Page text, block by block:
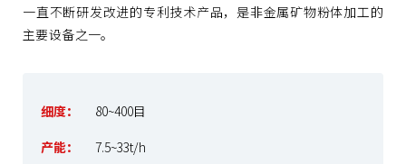
一直不断研发改进的专利技术产品，是非金属矿物粉体加工的
主要设备之一。
细度：
80~400目
产能：
7.5~33t/h